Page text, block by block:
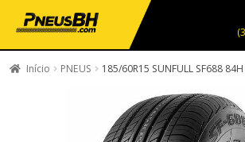
PNEUS EM OFERTA SERVIÇOS AUTOMOTIVOS
Início PNEUS 185/60R15 SUNFULL SF688 84H